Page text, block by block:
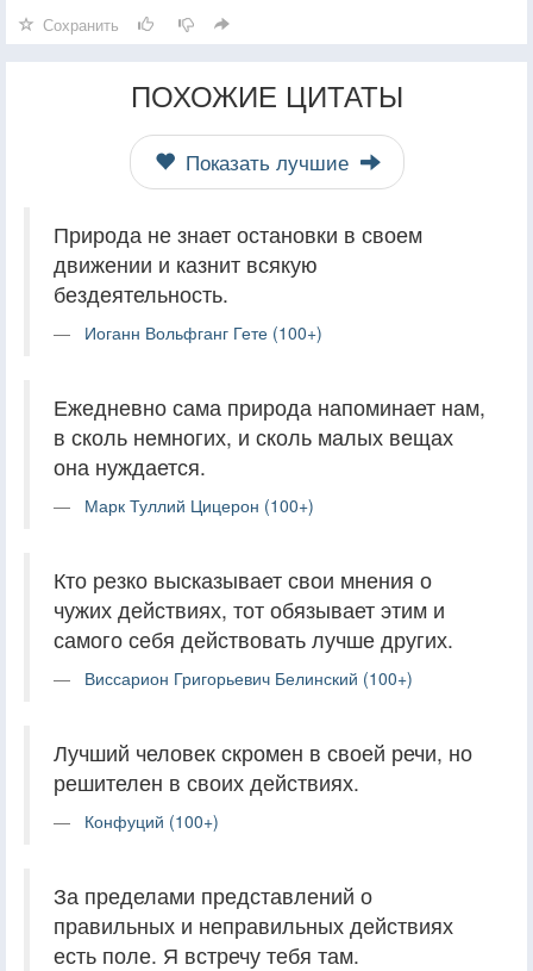
Сохранить
ПОХОЖИЕ ЦИТАТЫ
Показать лучшие
Природа не знает остановки в своем
движении и казнит всякую
бездеятельность.
Иоганн Вольфганг Гете (100+)
Ежедневно сама природа напоминает нам,
в сколь немногих, и сколь малых вещах
она нуждается.
Марк Туллий Цицерон (100+)
Кто резко высказывает свои мнения о
чужих действиях, тот обязывает этим и
самого себя действовать лучше других.
Виссарион Григорьевич Белинский (100+)
Лучший человек скромен в своей речи, но
решителен в своих действиях.
Конфуций (100+)
За пределами представлений о
правильных и неправильных действиях
есть поле. Я встречу тебя там.